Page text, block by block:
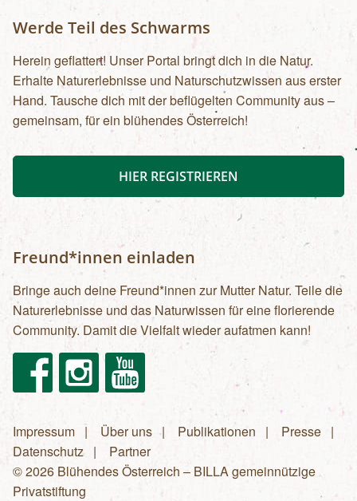
Werde Teil des Schwarms
Herein geflattert! Unser Portal bringt dich in die Natur.
Erhalte Naturerlebnisse und Naturschutzwissen aus erster
Hand. Tausche dich mit der beflügelten Community aus –
gemeinsam, für ein blühendes Österreich!
HIER REGISTRIEREN
Freund*innen einladen
Bringe auch deine Freund*innen zur Mutter Natur. Teile die
Naturerlebnisse und das Naturwissen für eine florierende
Community. Damit die Vielfalt wieder aufatmen kann!
FacebookInstagram Youtube
Fußzeilenmenü
Impressum Über uns Publikationen
Presse
Datenschutz
Partner
© 2026 Blühendes Österreich – BILLA gemeinnützige
Privatstiftung